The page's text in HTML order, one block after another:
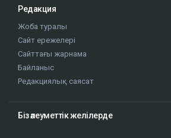
Редакция
Жоба туралы
Сайт ережелері
Сайттағы жарнама
Байланыс
Редакциялық саясат
Біз әлеуметтік желілерде